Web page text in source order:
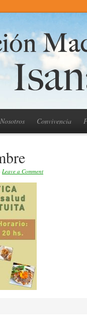
Nosotros Convivencia
Leave a Comment